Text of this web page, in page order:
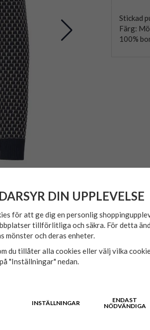
Stickad
Färg:
100%
DIN UPPLEVELSE
för att ge dig en personlig
tillförlitliga och säkra. För detta
mönster och deras enheter.
du tillåter alla cookies eller välj vilka
"Inställningar" nedan.
INSTÄLLNINGAR
ENDAST
NÖDVÄNDIGA